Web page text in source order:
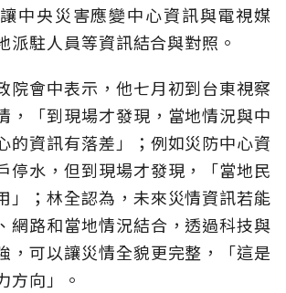
中央災害應變中心資訊與電視媒
派駐人員等資訊結合與對照。
院會中表示，他七月初到台東視察
，「到現場才發現，當地情況與中
的資訊有落差」；例如災防中心資
停水，但到現場才發現，「當地民
」；林全認為，未來災情資訊若能
網路和當地情況結合，透過科技與
，可以讓災情全貌更完整，「這是
方向」。